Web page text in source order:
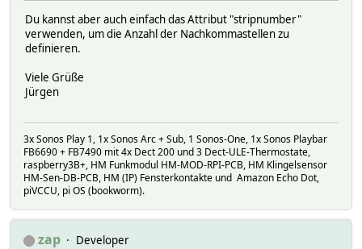
Du kannst aber auch einfach das Attribut "stripnumber"
verwenden, um die Anzahl der Nachkommastellen zu
definieren.
Viele Grüße
Jürgen
3x Sonos Play 1, 1x Sonos Arc + Sub, 1 Sonos-One, 1x Sonos Playbar
FB6690 + FB7490 mit 4x Dect 200 und 3 Dect-ULE-Thermostate,
raspberry3B+, HM Funkmodul HM-MOD-RPI-PCB, HM Klingelsensor
HM-Sen-DB-PCB, HM (IP) Fensterkontakte und Amazon Echo Dot,
piVCCU, pi OS (bookworm).
zap
Developer